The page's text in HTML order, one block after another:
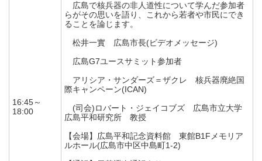
16:45～
18:00
広島で核兵器の非人道性について学んだ参加者
らがその思いを語り、これから若者や市民にでき
ることを論じます。
松井一實 広島市長(ビデオメッセージ)
広島G7ユースサミット参加者
アリシア・サンダーズ＝ザクレ 核兵器廃絶国
際キャンペーン(ICAN)
(司会)ロバート・ジェイコブズ 広島市立大学
広島平和研究所 教授
【会場】広島平和記念資料館 東館B1Fメモリア
ルホール(広島市中区中島町1-2)